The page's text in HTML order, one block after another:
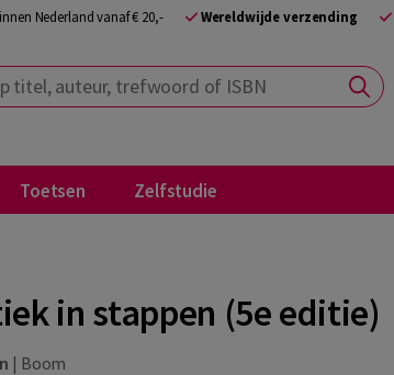
Nederland vanaf € 20,- Wereldwijde verzending
auteur, trefwoord of ISBN
Toetsen Zelfstudie
in stappen (5e editie)
| Boom